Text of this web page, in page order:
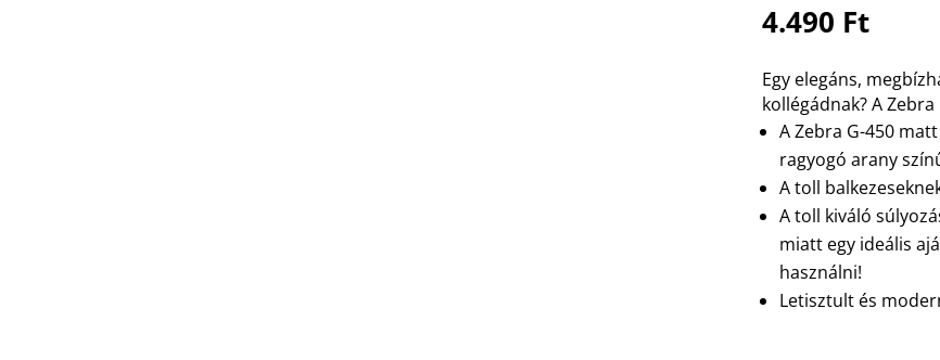
4.490 Ft
Egy elegáns,
kollégádnak? A
A Zebra G-450
ragyogó arany
A toll
A toll kiváló
miatt egy ideális
használni!
Letisztult és